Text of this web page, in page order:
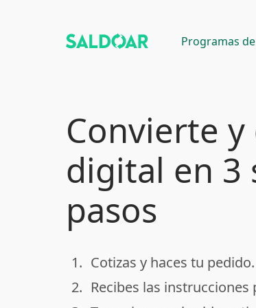
Programas
Convierte
digital en 3
pasos
done
1. Cotizas y haces tu pedido.
done
2. Recibes las